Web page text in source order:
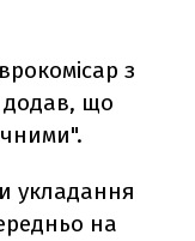
з
додав, що
укладання
на